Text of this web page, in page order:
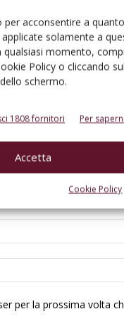
per acconsentire a
solamente a
qualsiasi momento,
Policy o cliccando
schermo.
1808 fornitori Per
Accetta
Cookie Policy
per la prossima volta